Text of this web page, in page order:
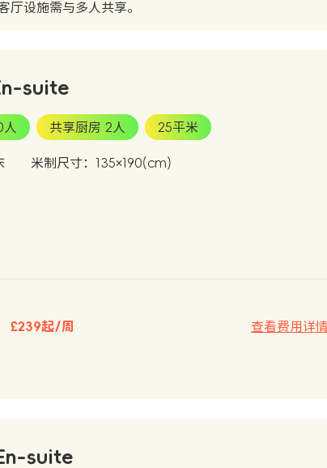
厅设施需与多人共享。
suite
共享厨房 2人 25平米
米制尺寸：135×190(cm)
£239起/周 查看费用详
suite